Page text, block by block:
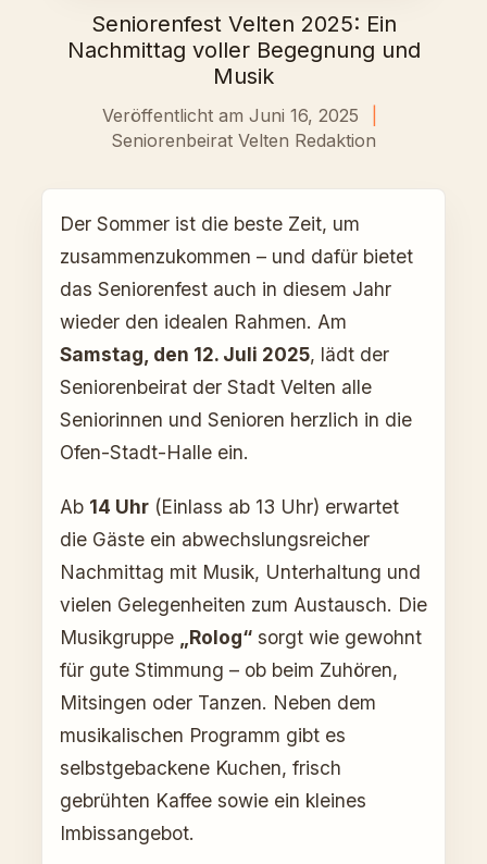
Seniorenfest Velten 2025: Ein
Nachmittag voller Begegnung und
Musik
Veröffentlicht am Juni 16, 2025
Seniorenbeirat Velten Redaktion
Der Sommer ist die beste Zeit, um
zusammenzukommen – und dafür bietet
das Seniorenfest auch in diesem Jahr
wieder den idealen Rahmen. Am
Samstag, den 12. Juli 2025, lädt der
Seniorenbeirat der Stadt Velten alle
Seniorinnen und Senioren herzlich in die
Ofen-Stadt-Halle ein.
Ab 14 Uhr (Einlass ab 13 Uhr) erwartet
die Gäste ein abwechslungsreicher
Nachmittag mit Musik, Unterhaltung und
vielen Gelegenheiten zum Austausch. Die
Musikgruppe „Rolog“ sorgt wie gewohnt
für gute Stimmung – ob beim Zuhören,
Mitsingen oder Tanzen. Neben dem
musikalischen Programm gibt es
selbstgebackene Kuchen, frisch
gebrühten Kaffee sowie ein kleines
Imbissangebot.